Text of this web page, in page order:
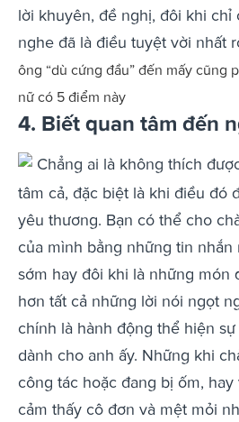
lời khuyên, đề nghị, đôi khi chỉ
nghe đã là điều tuyệt vời nhất
ông “dù cứng đầu” đến mấy cũng
nữ có 5 điểm này
4. Biết quan tâm đến
Chẳng ai là không thích
tâm cả, đặc biệt là khi điều đó
yêu thương. Bạn có thể cho
của mình bằng những tin
sớm hay đôi khi là những món
hơn tất cả những lời nói ngọt
chính là hành động thể hiện
dành cho anh ấy. Những khi
công tác hoặc đang bị ốm,
cảm thấy cô đơn và mệt mỏi